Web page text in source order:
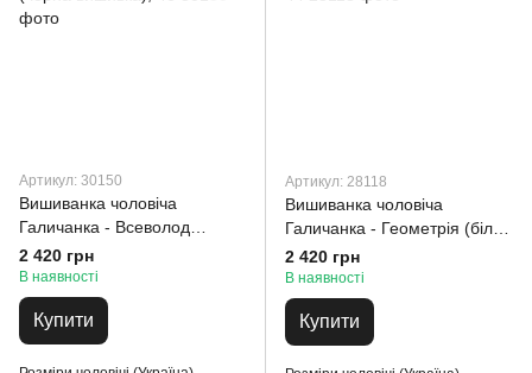
Артикул: 30150
Вишиванка чоловіча
Галичанка - Всеволод
(чорна вишивка), 46
2 420 грн
В наявності
Купити
Артикул: 28118
Вишиванка чоловіча
Галичанка - Геометрія (біла),
44
2 420 грн
В наявності
Купити